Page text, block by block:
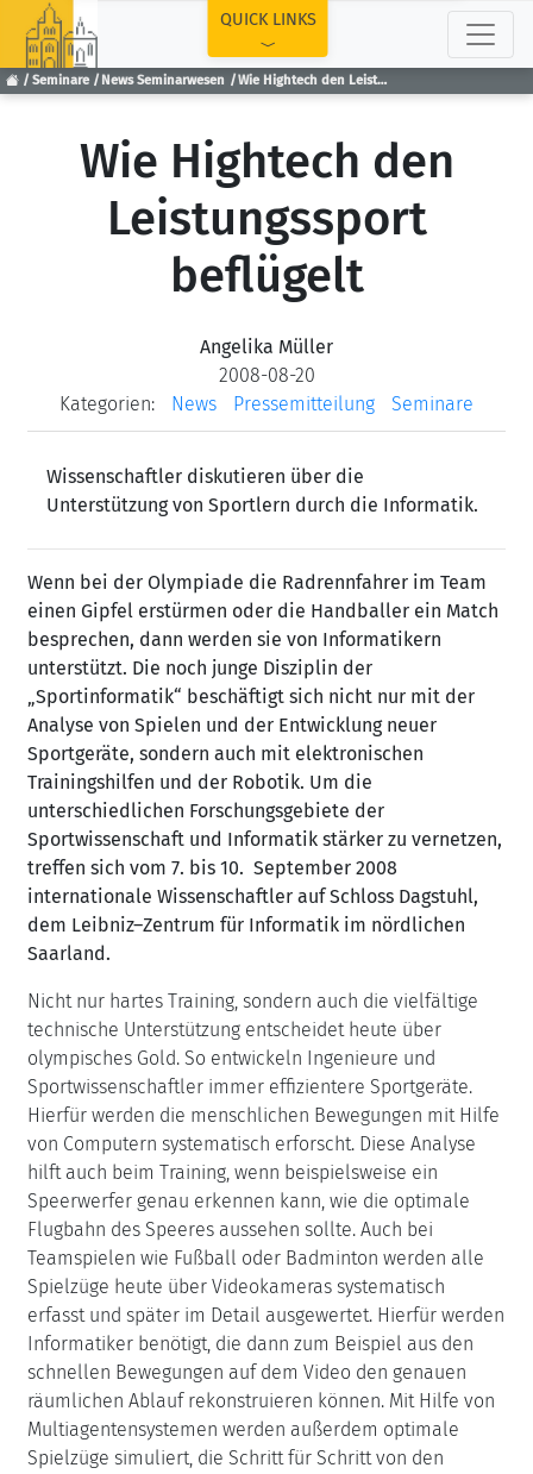
Seminare News Seminarwesen Wie Hightech den Leistungssport beflügelt
QUICK LINKS
Wie Hightech den
Leistungssport
beflügelt
Angelika Müller
2008-08-20
Kategorien:
News Pressemitteilung Seminare
Wissenschaftler diskutieren über die
Unterstützung von Sportlern durch die Informatik.
Wenn bei der Olympiade die Radrennfahrer im Team
einen Gipfel erstürmen oder die Handballer ein Match
besprechen, dann werden sie von Informatikern
unterstützt. Die noch junge Disziplin der
„Sportinformatik“ beschäftigt sich nicht nur mit der
Analyse von Spielen und der Entwicklung neuer
Sportgeräte, sondern auch mit elektronischen
Trainingshilfen und der Robotik. Um die
unterschiedlichen Forschungsgebiete der
Sportwissenschaft und Informatik stärker zu vernetzen,
treffen sich vom 7. bis 10. September 2008
internationale Wissenschaftler auf Schloss Dagstuhl,
dem Leibniz–Zentrum für Informatik im nördlichen
Saarland.
Nicht nur hartes Training, sondern auch die vielfältige
technische Unterstützung entscheidet heute über
olympisches Gold. So entwickeln Ingenieure und
Sportwissenschaftler immer effizientere Sportgeräte.
Hierfür werden die menschlichen Bewegungen mit Hilfe
von Computern systematisch erforscht. Diese Analyse
hilft auch beim Training, wenn beispielsweise ein
Speerwerfer genau erkennen kann, wie die optimale
Flugbahn des Speeres aussehen sollte. Auch bei
Teamspielen wie Fußball oder Badminton werden alle
Spielzüge heute über Videokameras systematisch
erfasst und später im Detail ausgewertet. Hierfür werden
Informatiker benötigt, die dann zum Beispiel aus den
schnellen Bewegungen auf dem Video den genauen
räumlichen Ablauf rekonstruieren können. Mit Hilfe von
Multiagentensystemen werden außerdem optimale
Spielzüge simuliert, die Schritt für Schritt von den